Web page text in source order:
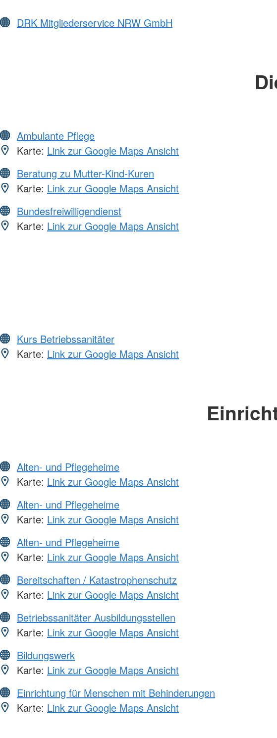
DRK Mitgliederservice NRW GmbH
Ambulante Pflege
Karte: Link zur Google Maps Ansicht
Beratung zu Mutter-Kind-Kuren
Karte: Link zur Google Maps Ansicht
Bundesfreiwilligendienst
Karte: Link zur Google Maps Ansicht
Kurs Betriebssanitäter
Karte: Link zur Google Maps Ansicht
Alten- und Pflegeheime
Karte: Link zur Google Maps Ansicht
Alten- und Pflegeheime
Karte: Link zur Google Maps Ansicht
Alten- und Pflegeheime
Karte: Link zur Google Maps Ansicht
Bereitschaften / Katastrophenschutz
Karte: Link zur Google Maps Ansicht
Betriebssanitäter Ausbildungsstellen
Karte: Link zur Google Maps Ansicht
Bildungswerk
Karte: Link zur Google Maps Ansicht
Einrichtung für Menschen mit Behinderungen
Karte: Link zur Google Maps Ansicht